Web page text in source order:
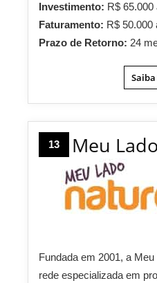
Investimento: R$ 65.000
Faturamento: R$ 50.000
Prazo de Retorno: 24
13 Meu
Fundada em 2001, a
rede especializada em